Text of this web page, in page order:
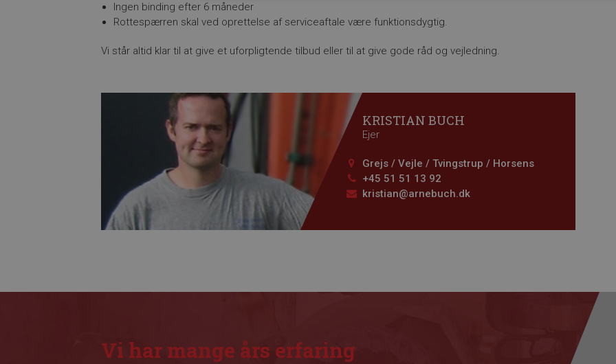
Ingen binding efter 6 måneder
Rottespærren skal ved oprettelse af serviceaftale være funktionsdygtig.
Vi står altid klar til at give et uforpligtende tilbud eller til at give gode råd og vejledning.
KRISTIAN BUCH
Ejer
Grejs / Vejle / Tvingstrup / Horsens
+45 51 51 13 92
kristian@arnebuch.dk
Vi har mange års erfaring